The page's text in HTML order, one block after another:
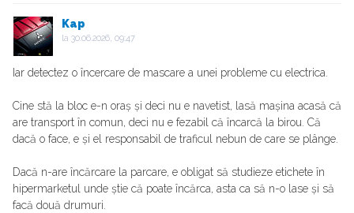
Kap
la 30.06.2026, 09:47
Iar detectez o încercare de mascare a unei probleme cu electrica.
Cine stă la bloc e-n oraș și deci nu e navetist, lasă mașina acasă că
are transport în comun, deci nu e fezabil că încarcă la birou. Că
dacă o face, e și el responsabil de traficul nebun de care se plânge.
Dacă n-are încărcare la parcare, e obligat să studieze etichete în
hipermarketul unde știe că poate încărca, asta ca să n-o lase și să
facă două drumuri.